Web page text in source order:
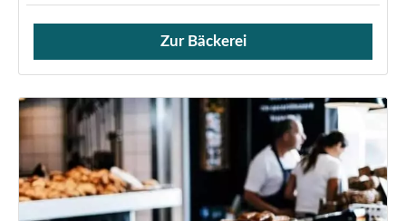
Verkauf von Brötchen,
Zur Bäckerei